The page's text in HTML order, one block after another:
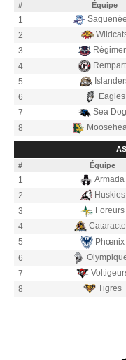
#
Équipe
1
2
3
4
5
6
Eagles
7
Sea
8
#
Équipe
1 Armada
2
Huskies
3
Foreurs
4
5
Phœnix
6
7
8
Tigres